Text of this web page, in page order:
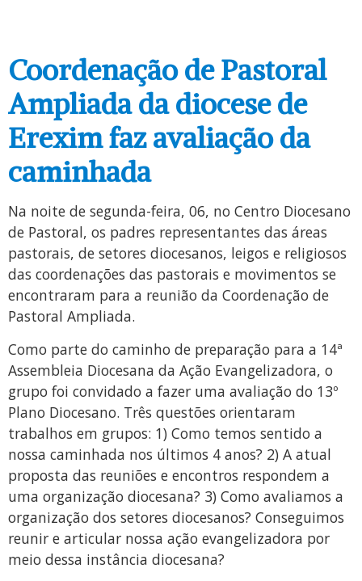
Coordenação de Pastoral
Ampliada da diocese de
Erexim faz avaliação da
caminhada
Na noite de segunda-feira, 06, no Centro Diocesano
de Pastoral, os padres representantes das áreas
pastorais, de setores diocesanos, leigos e religiosos
das coordenações das pastorais e movimentos se
encontraram para a reunião da Coordenação de
Pastoral Ampliada.
Como parte do caminho de preparação para a 14ª
Assembleia Diocesana da Ação Evangelizadora, o
grupo foi convidado a fazer uma avaliação do 13º
Plano Diocesano. Três questões orientaram
trabalhos em grupos: 1) Como temos sentido a
nossa caminhada nos últimos 4 anos? 2) A atual
proposta das reuniões e encontros respondem a
uma organização diocesana? 3) Como avaliamos a
organização dos setores diocesanos? Conseguimos
reunir e articular nossa ação evangelizadora por
meio dessa instância diocesana?